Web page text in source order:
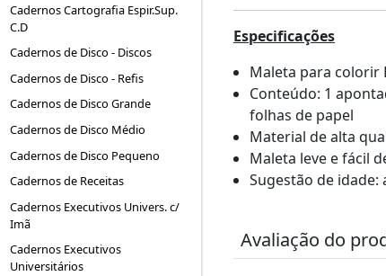
Cadernos Cartografia Espir.Sup.
C.D
Cadernos de Disco - Discos
Cadernos de Disco - Refis
Cadernos de Disco Grande
Cadernos de Disco Médio
Cadernos de Disco Pequeno
Cadernos de Receitas
Cadernos Executivos Univers. c/
Imã
Cadernos Executivos
Universitários
Especificações
Maleta para colorir
Conteúdo: 1
folhas de papel
Material de alta
Maleta leve e fácil
Sugestão de idade:
Avaliação do